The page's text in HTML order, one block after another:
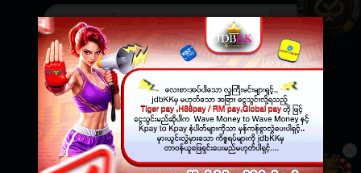
စည္းကမ္းခ်က္မ်ားႏွင့္ အေျခအေနမ်ား
App
ေဒါင္းလုဒ္